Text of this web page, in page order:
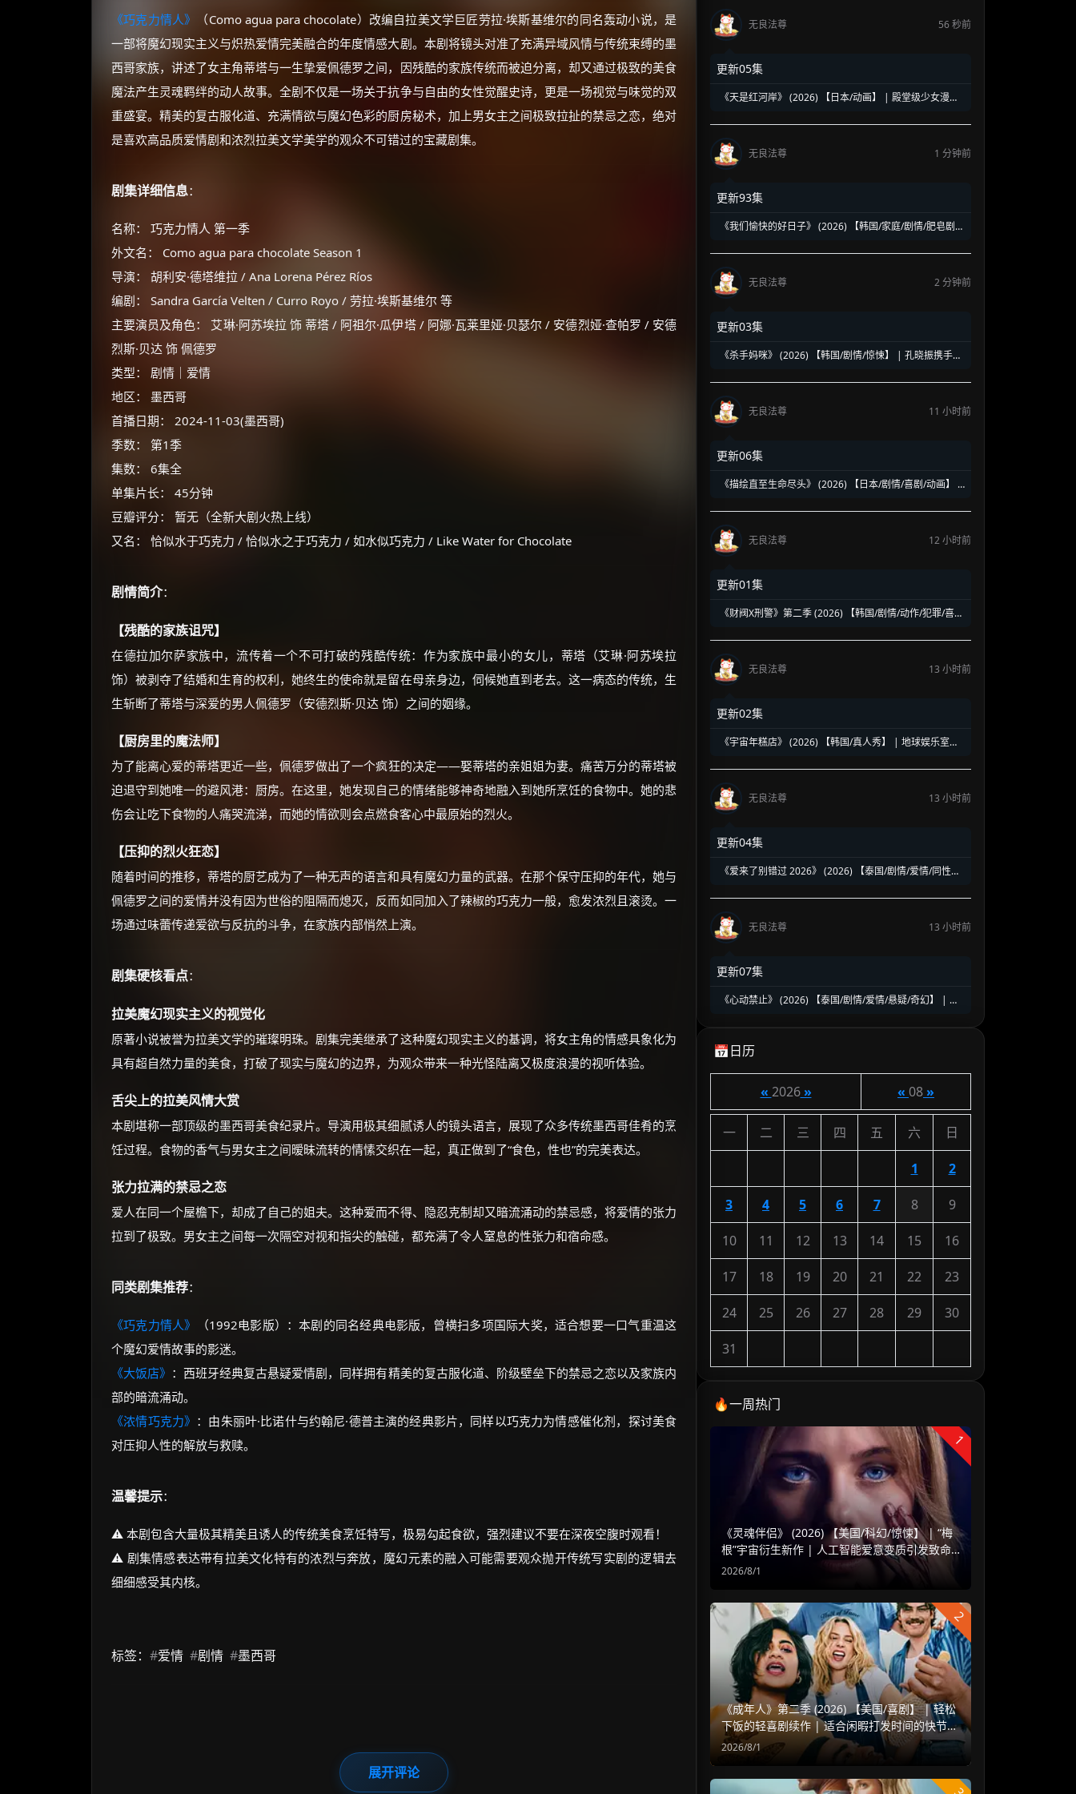
《巧克力情人》
（Como agua para chocolate）改编自拉美文学巨匠劳拉·埃斯基维尔的同名轰动小说，是
一部将魔幻现实主义与炽热爱情完美融合的年度情感大剧。本剧将镜头对准了充满异域风情与传统束缚的墨
西哥家族，讲述了女主角蒂塔与一生挚爱佩德罗之间，因残酷的家族传统而被迫分离，却又通过极致的美食
魔法产生灵魂羁绊的动人故事。全剧不仅是一场关于抗争与自由的女性觉醒史诗，更是一场视觉与味觉的双
重盛宴。精美的复古服化道、充满情欲与魔幻色彩的厨房秘术，加上男女主之间极致拉扯的禁忌之恋，绝对
是喜欢高品质爱情剧和浓烈拉美文学美学的观众不可错过的宝藏剧集。
剧集详细信息：
名称： 巧克力情人 第一季
外文名： Como agua para chocolate Season 1
导演： 胡利安·德塔维拉 / Ana Lorena Pérez Ríos
编剧： Sandra García Velten / Curro Royo / 劳拉·埃斯基维尔 等
主要演员及角色： 艾琳·阿苏埃拉 饰 蒂塔 / 阿祖尔·瓜伊塔 / 阿娜·瓦莱里娅·贝瑟尔 / 安德烈娅·查帕罗 / 安德
烈斯·贝达 饰 佩德罗
类型： 剧情｜爱情
地区： 墨西哥
首播日期： 2024-11-03(墨西哥)
季数： 第1季
集数： 6集全
单集片长： 45分钟
豆瓣评分： 暂无（全新大剧火热上线）
又名： 恰似水于巧克力 / 恰似水之于巧克力 / 如水似巧克力 / Like Water for Chocolate
剧情简介：
【残酷的家族诅咒】
在德拉加尔萨家族中，流传着一个不可打破的残酷传统：作为家族中最小的女儿，蒂塔（艾琳·阿苏埃拉
饰）被剥夺了结婚和生育的权利，她终生的使命就是留在母亲身边，伺候她直到老去。这一病态的传统，生
生斩断了蒂塔与深爱的男人佩德罗（安德烈斯·贝达 饰）之间的姻缘。
【厨房里的魔法师】
为了能离心爱的蒂塔更近一些，佩德罗做出了一个疯狂的决定——娶蒂塔的亲姐姐为妻。痛苦万分的蒂塔被
迫退守到她唯一的避风港：厨房。在这里，她发现自己的情绪能够神奇地融入到她所烹饪的食物中。她的悲
伤会让吃下食物的人痛哭流涕，而她的情欲则会点燃食客心中最原始的烈火。
【压抑的烈火狂恋】
随着时间的推移，蒂塔的厨艺成为了一种无声的语言和具有魔幻力量的武器。在那个保守压抑的年代，她与
佩德罗之间的爱情并没有因为世俗的阻隔而熄灭，反而如同加入了辣椒的巧克力一般，愈发浓烈且滚烫。一
场通过味蕾传递爱欲与反抗的斗争，在家族内部悄然上演。
剧集硬核看点：
拉美魔幻现实主义的视觉化
原著小说被誉为拉美文学的璀璨明珠。剧集完美继承了这种魔幻现实主义的基调，将女主角的情感具象化为
具有超自然力量的美食，打破了现实与魔幻的边界，为观众带来一种光怪陆离又极度浪漫的视听体验。
舌尖上的拉美风情大赏
本剧堪称一部顶级的墨西哥美食纪录片。导演用极其细腻诱人的镜头语言，展现了众多传统墨西哥佳肴的烹
饪过程。食物的香气与男女主之间暧昧流转的情愫交织在一起，真正做到了“食色，性也”的完美表达。
张力拉满的禁忌之恋
爱人在同一个屋檐下，却成了自己的姐夫。这种爱而不得、隐忍克制却又暗流涌动的禁忌感，将爱情的张力
拉到了极致。男女主之间每一次隔空对视和指尖的触碰，都充满了令人窒息的性张力和宿命感。
同类剧集推荐：
《巧克力情人》
（1992电影版）：本剧的同名经典电影版，曾横扫多项国际大奖，适合想要一口气重温这
个魔幻爱情故事的影迷。
《大饭店》 ：西班牙经典复古悬疑爱情剧，同样拥有精美的复古服化道、阶级壁垒下的禁忌之恋以及家族内
部的暗流涌动。
《浓情巧克力》 ：由朱丽叶·比诺什与约翰尼·德普主演的经典影片，同样以巧克力为情感催化剂，探讨美食
对压抑人性的解放与救赎。
温馨提示：
⚠️ 本剧包含大量极其精美且诱人的传统美食烹饪特写，极易勾起食欲，强烈建议不要在深夜空腹时观看！
⚠️ 剧集情感表达带有拉美文化特有的浓烈与奔放，魔幻元素的融入可能需要观众抛开传统写实剧的逻辑去
细细感受其内核。
标签： #爱情 #剧情 #墨西哥
展开评论
无良法尊 56 秒前
更新05集
《天是红河岸》 (2026) 【日本/动画】 | 殿堂级少女漫画
无良法尊 1 分钟前
更新93集
《我们愉快的好日子》 (2026) 【韩国/家庭/剧情/肥皂剧】
世代温暖家庭剧
无良法尊
2 分钟前
更新03集
《杀手妈咪》 (2026) 【韩国/剧情/惊悚】 | 孔晓振携手成
无良法尊 11 小时前
更新06集
《描绘直至生命尽头》 (2026) 【日本/剧情/喜剧/动画】 |
《爆漫王》
无良法尊
12 小时前
更新01集
《财阀X刑警》第二季 (2026) 【韩国/剧情/动作/犯罪/喜
碰撞
无良法尊
13 小时前
更新02集
《宇宙年糕店》 (2026) 【韩国/真人秀】 | 地球娱乐室原
无良法尊 13 小时前
更新04集
《爱来了别错过 2026》 (2026) 【泰国/剧情/爱情/同性】
动
无良法尊
13 小时前
更新07集
《心动禁止》 (2026) 【泰国/剧情/爱情/悬疑/奇幻】 | 双
📅日历
« 2026» « 08»
一 二 三 四 五 六 日
1 2
3 4 5 6 7 8 9
10 11 12 13 14 15 16
17 18 19 20 21 22 23
24 25 26 27 28 29 30
31
🔥一周热门
1
《灵魂伴侣》 (2026) 【美国/科幻/惊悚】 | “梅
根”宇宙衍生新作 | 人工智能爱意变质引发致命
危机
2026/8/1
2
《成年人》第二季 (2026) 【美国/喜剧】 | 轻松
下饭的轻喜剧续作 | 适合闲暇打发时间的快节奏
爆米花
2026/8/1
☕
优惠券、活动红包，每日可领。